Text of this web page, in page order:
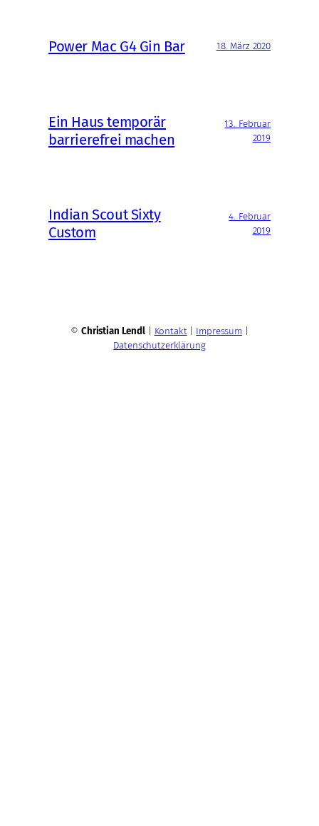
Power Mac G4 Gin Bar 18. März 2020
Ein Haus temporär
barrierefrei machen
13. Februar
2019
Indian Scout Sixty
Custom
4. Februar
2019
© Christian Lendl| Kontakt| Impressum
Datenschutzerklärung